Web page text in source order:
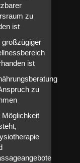
zu
ist
großzügiger
ist
zu
Möglichkeit